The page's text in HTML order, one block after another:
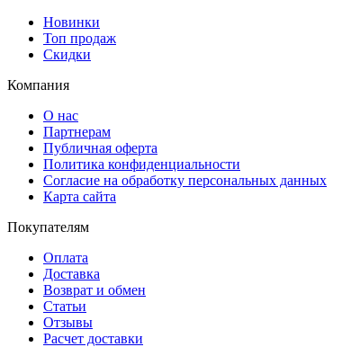
Новинки
Топ продаж
Скидки
Компания
О нас
Партнерам
Публичная оферта
Политика конфиденциальности
Согласие на обработку персональных данных
Карта сайта
Покупателям
Оплата
Доставка
Возврат и обмен
Статьи
Отзывы
Расчет доставки